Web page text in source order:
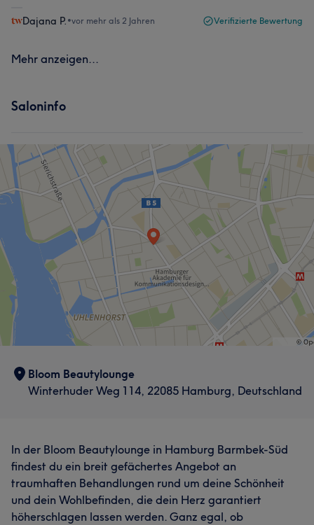
Dajana P. •vor mehr als 2 Jahren Verifizierte Bewertung
Mehr anzeigen...
Saloninfo
Bloom Beautylounge
Winterhuder Weg 114, 22085 Hamburg, Deutschland
In der Bloom Beautylounge in Hamburg Barmbek-Süd
findest du ein breit gefächertes Angebot an
traumhaften Behandlungen rund um deine Schönheit
und dein Wohlbefinden, die dein Herz garantiert
höherschlagen lassen werden. Ganz egal, ob